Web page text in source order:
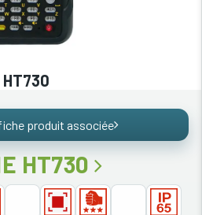
HT730
produit associée
HT730